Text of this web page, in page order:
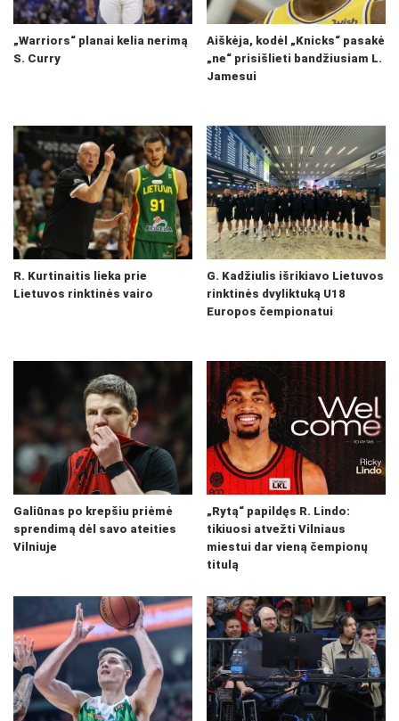
„Warriors“ planai kelia nerimą
S. Curry
Aiškėja, kodėl „Knicks“ pasakė
„ne“ prisišlieti bandžiusiam L.
Jamesui
R. Kurtinaitis lieka prie
Lietuvos rinktinės vairo
G. Kadžiulis išrikiavo Lietuvos
rinktinės dvyliktuką U18
Europos čempionatui
Galiūnas po krepšiu priėmė
sprendimą dėl savo ateities
Vilniuje
„Rytą“ papildęs R. Lindo:
tikiuosi atvežti Vilniaus
miestui dar vieną čempionų
titulą